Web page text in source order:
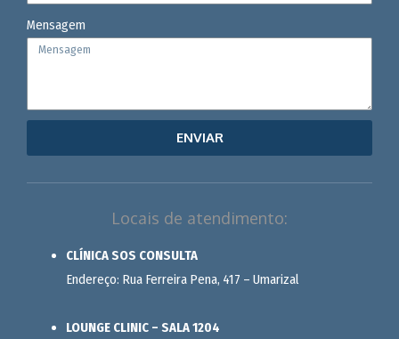
Mensagem
ENVIAR
Locais de atendimento:
CLÍNICA SOS CONSULTA
Endereço: Rua Ferreira Pena, 417 – Umarizal
LOUNGE CLINIC – SALA 1204